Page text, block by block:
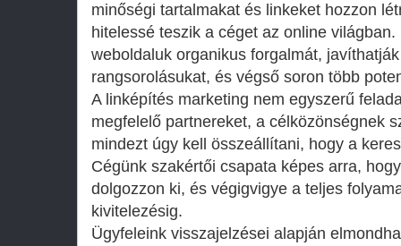
minőségi tartalmakat és linkeket hozzon
hitelessé teszik a céget az online
weboldaluk organikus forgalmát,
rangsorolásukat, és végső soron több
A linképítés marketing nem egyszerű
megfelelő partnereket, a célközönségnek
mindezt úgy kell összeállítani, hogy a
Cégünk szakértői csapata képes arra,
dolgozzon ki, és végigvigye a teljes
kivitelezésig.
Ügyfeleink visszajelzései alapján